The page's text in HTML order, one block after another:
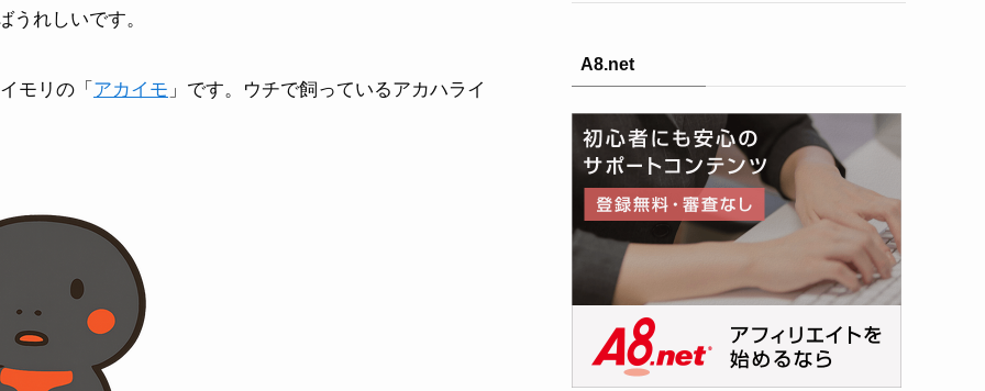
うれしいです。
モリの「 アカイモ 」です。ウチで飼っているアカハライ
A8.net